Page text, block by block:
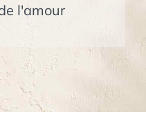
l'amour